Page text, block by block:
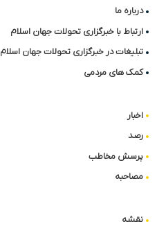
درباره ما
ارتباط با خبرگزاری تحولات جهان اسلام
تبلیغات در خبرگزاری تحولات جهان اسلام
کمک های مردمی
اخبار
رصد
پرسش مخاطب
مصاحبه
نقشه